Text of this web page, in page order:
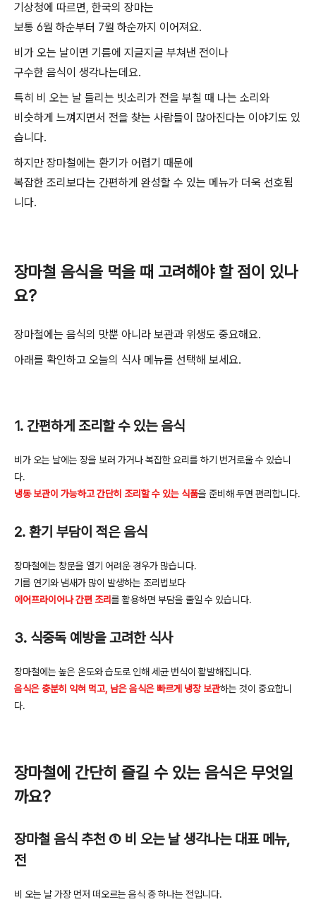
기상청에 따르면, 한국의 장마는
보통 6월 하순부터 7월 하순까지 이어져요.
비가 오는 날이면 기름에 지글지글 부쳐낸 전이나
구수한 음식이 생각나는데요.
특히 비 오는 날 들리는 빗소리가 전을 부칠 때 나는 소리와
비슷하게 느껴지면서 전을 찾는 사람들이 많아진다는 이야기도 있
습니다.
하지만 장마철에는 환기가 어렵기 때문에
복잡한 조리보다는 간편하게 완성할 수 있는 메뉴가 더욱 선호됩
니다.
장마철 음식을 먹을 때 고려해야 할 점이 있나
요?
장마철에는 음식의 맛뿐 아니라 보관과 위생도 중요해요.
아래를 확인하고 오늘의 식사 메뉴를 선택해 보세요.
1. 간편하게 조리할 수 있는 음식
비가 오는 날에는 장을 보러 가거나 복잡한 요리를 하기 번거로울 수 있습니
다.
냉동 보관이 가능하고 간단히 조리할 수 있는 식품을 준비해 두면 편리합니다.
2. 환기 부담이 적은 음식
장마철에는 창문을 열기 어려운 경우가 많습니다.
기름 연기와 냄새가 많이 발생하는 조리법보다
에어프라이어나 간편 조리를 활용하면 부담을 줄일 수 있습니다.
3. 식중독 예방을 고려한 식사
장마철에는 높은 온도와 습도로 인해 세균 번식이 활발해집니다.
음식은 충분히 익혀 먹고, 남은 음식은 빠르게 냉장 보관하는 것이 중요합니
다.
장마철에 간단히 즐길 수 있는 음식은 무엇일
까요?
장마철 음식 추천 ① 비 오는 날 생각나는 대표 메뉴,
전
비 오는 날 가장 먼저 떠오르는 음식 중 하나는 전입니다.